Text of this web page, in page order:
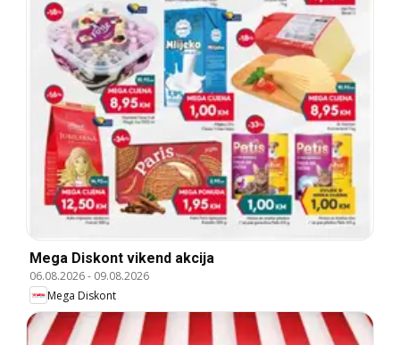
Mega Diskont vikend akcija
06.08.2026- 09.08.2026
Mega Diskont